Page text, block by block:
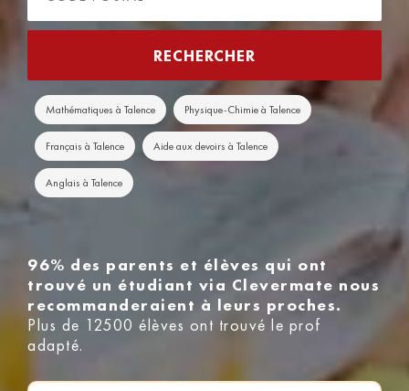
Mathématiques à Talence Physique-Chimie à Talence
Français à Talence Aide aux devoirs à Talence
Anglais à Talence
96% des parents et élèves qui ont
trouvé un étudiant via Clevermate nous
recommanderaient à leurs proches.
Plus de 12500 élèves ont trouvé le prof
adapté.